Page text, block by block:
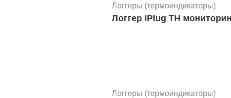
Логгеры (термоиндикаторы)
Логгер iPlug TH
Логгеры (термоиндикаторы)